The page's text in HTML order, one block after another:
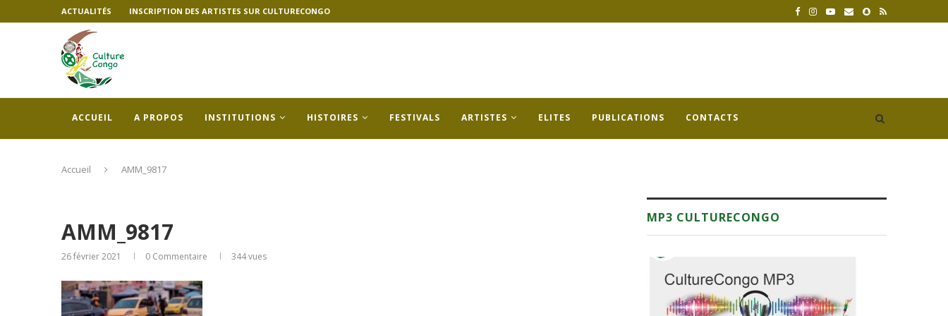
ACTUALITÉS INSCRIPTION DES ARTISTES SUR CULTURECONGO
ACCUEIL A PROPOS INSTITUTIONS HISTOIRES FESTIVALS ARTISTES ELITES PUBLICATIONS CONTACTS
Accueil AMM_9817
AMM_9817
26 février 2021 0 Commentaire 344vues
MP3 CULTURECONGO